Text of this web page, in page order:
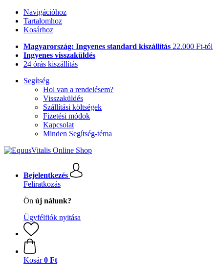
Navigációhoz
Tartalomhoz
Kosárhoz
Magyarország: Ingyenes standard kiszállítás 22.000 Ft-tól
Ingyenes visszaküldés
24 órás kiszállítás
Segítség
Hol van a rendelésem?
Visszaküldés
Szállítási költségek
Fizetési módok
Kapcsolat
Minden Segítség-téma
Bejelentkezés
Feliratkozás
Ön új nálunk?
Ügyfélfiók nyitása
Kosár 0 Ft